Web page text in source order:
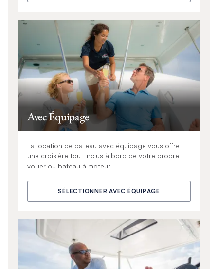
Avec Équipage
La location de bateau avec équipage vous offre
une croisière tout inclus à bord de votre propre
voilier ou bateau à moteur.
SÉLECTIONNER AVEC ÉQUIPAGE